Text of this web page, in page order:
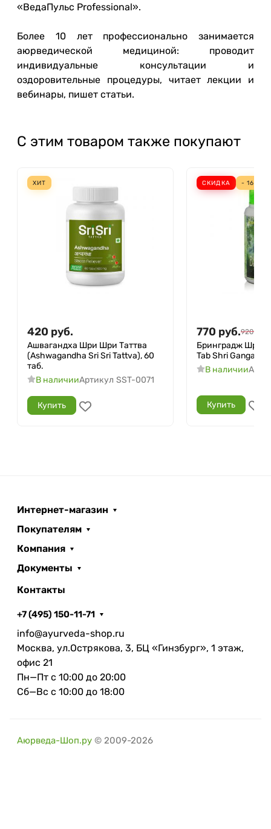
«ВедаПульс Professional».
Более 10 лет профессионально занимается
аюрведической медициной: проводит
индивидуальные консультации и
оздоровительные процедуры, читает лекции и
вебинары, пишет статьи.
С этим товаром также покупают
ХИТ
420 руб.
Ашвагандха Шри Шри Таттва
(Ashwagandha Sri Sri Tattva), 60
таб.
В наличииАртикул SST-0071
Купить
СКИДКА - 16%
770 руб.920
Бринградж Шри
Tab Shri Ganga),
В наличии
Купить
Интернет-магазин
Покупателям
Компания
Документы
Контакты
+7 (495) 150-11-71
info@ayurveda-shop.ru
Москва, ул.Острякова, 3, БЦ «Гинзбург», 1 этаж,
офис 21
Пн—Пт с 10:00 до 20:00
Сб—Вс с 10:00 до 18:00
Аюрведа-Шоп.ру © 2009-2026